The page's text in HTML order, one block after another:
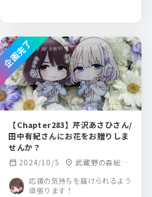
【Chapter283】芹沢あさひさん/
田中有紀さんにお花をお贈りしま
せんか？
calendar_month 2024/10/5 location_on 武蔵野の森総合
応援の気持ちを届けられるよう
頑張ります！
企画完了